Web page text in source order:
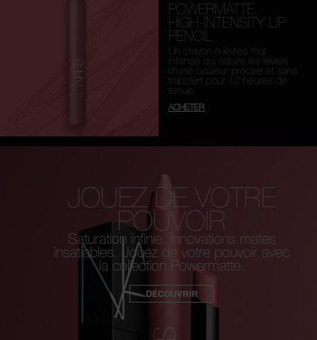
POWERMATTE
HIGH-INTENSITY LIP
PENCIL
Un crayon à lèvres mat
intense qui sature les lèvres
d’une couleur précise et sans
transfert pour 12 heures de
tenue.
ACHETER
JOUEZ DE VOTRE
POUVOIR
Saturation infinie. Innovations mates
insatiables.
Jouez de votre pouvoir avec
la collection Powermatte.
DÉCOUVRIR